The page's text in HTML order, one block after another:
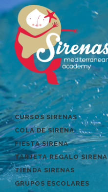
CURSOS SIRENAS
COLA DE SIRENA
FIESTA SIRENA
TARJETA REGALO SIRENA
TIENDA SIRENAS
GRUPOS ESCOLARES